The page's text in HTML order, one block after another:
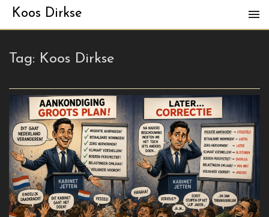
Koos Dirkse
Tag: Koos Dirkse